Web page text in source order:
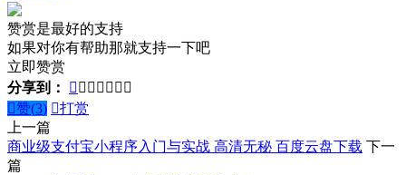
赞赏是最好的支持
如果对你有帮助那就支持一下吧
立即赞赏
分享到：
      
赞(3) 打赏
上一篇
商业级支付宝小程序入门与实战 高清无秘 百度云盘下载 下一
篇